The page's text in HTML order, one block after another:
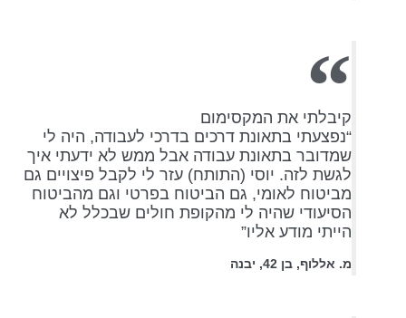
קיבלתי את המקסימום
“נפצעתי בתאונת דרכים בדרכי לעבודה, היה לי
שמדובר בתאונת עבודה אבל ממש לא ידעתי איך
לגשת לזה. יוסי (התותח) עזר לי לקבל פיצויים גם
מביטוח לאומי, גם הביטוח בפרטי וגם מהביטוח
הסיעודי שהיה לי מהקופת חולים שבכלל לא
הייתי מודע אליו”
מ. אללוף, בן 42, יבנה